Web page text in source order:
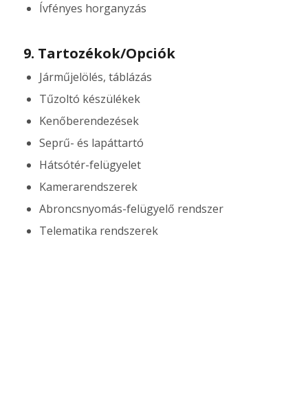
Ívfényes horganyzás
9. Tartozékok/Opciók
Járműjelölés, táblázás
Tűzoltó készülékek
Kenőberendezések
Seprű- és lapáttartó
Hátsótér-felügyelet
Kamerarendszerek
Abroncsnyomás-felügyelő rendszer
Telematika rendszerek